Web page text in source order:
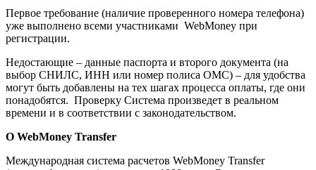
Первое требование (наличие проверенного номера телефона)
уже выполнено всеми участниками WebMoney при
регистрации.
Недостающие – данные паспорта и второго документа (на
выбор СНИЛС, ИНН или номер полиса ОМС) – для удобства
могут быть добавлены на тех шагах процесса оплаты, где они
понадобятся. Проверку Система произведет в реальном
времени и в соответствии с законодательством.
О WebMoney Transfer
Международная система расчетов WebMoney Transfer